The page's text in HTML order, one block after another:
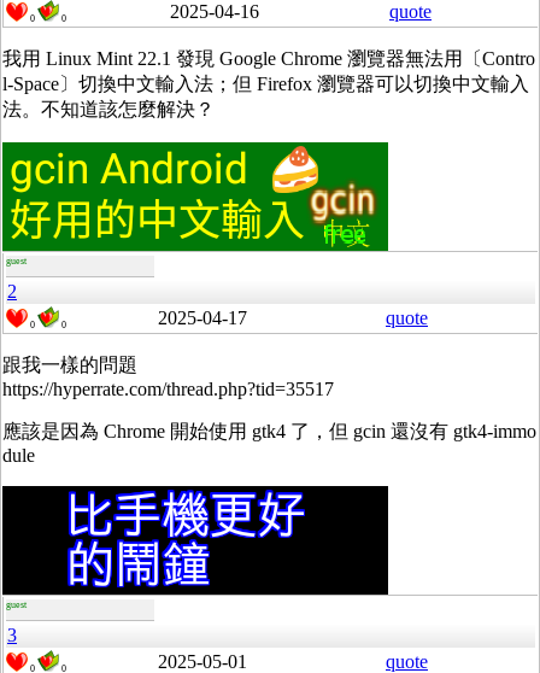
0 0 2025-04-16 quote
我用 Linux Mint 22.1 發現 Google Chrome 瀏覽器無法用〔Contro
l-Space〕切換中文輸入法；但 Firefox 瀏覽器可以切換中文輸入
法。不知道該怎麼解決？
guest
2
0 0 2025-04-17 quote
跟我一樣的問題
https://hyperrate.com/thread.php?tid=35517
應該是因為 Chrome 開始使用 gtk4 了，但 gcin 還沒有 gtk4-immo
dule
guest
3
0 0 2025-05-01 quote